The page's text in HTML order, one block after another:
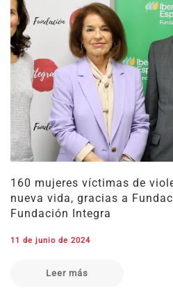
160 mujeres víctimas de
nueva vida, gracias a
Fundación Integra
11 de junio de 2024
Leer más